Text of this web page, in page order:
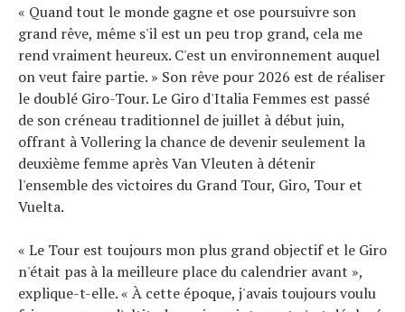
« Quand tout le monde gagne et ose poursuivre son
grand rêve, même s'il est un peu trop grand, cela me
rend vraiment heureux. C'est un environnement auquel
on veut faire partie. » Son rêve pour 2026 est de réaliser
le doublé Giro-Tour. Le Giro d'Italia Femmes est passé
de son créneau traditionnel de juillet à début juin,
offrant à Vollering la chance de devenir seulement la
deuxième femme après Van Vleuten à détenir
l'ensemble des victoires du Grand Tour, Giro, Tour et
Vuelta.
« Le Tour est toujours mon plus grand objectif et le Giro
n'était pas à la meilleure place du calendrier avant »,
explique-t-elle. « À cette époque, j'avais toujours voulu